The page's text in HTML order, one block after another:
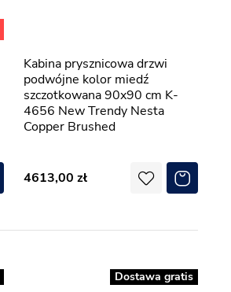
Kabina prysznicowa drzwi
podwójne kolor miedź
szczotkowana 90x90 cm K-
4656 New Trendy Nesta
Copper Brushed
4613,00
Dostawa gratis